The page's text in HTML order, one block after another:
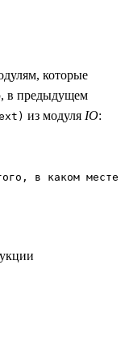
которые
в предыдущем
из модуля IO:
в каком месте